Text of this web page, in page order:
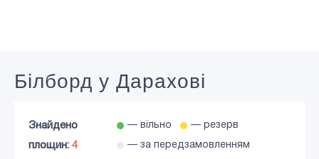
Білборд у Дарахові
Знайдено
площин: 4
— вільно — резерв
— за передзамовленням